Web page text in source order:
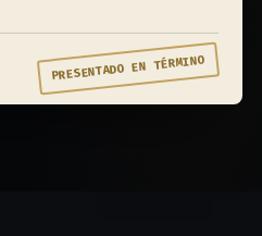
PRESENTADO EN TÉRMINO